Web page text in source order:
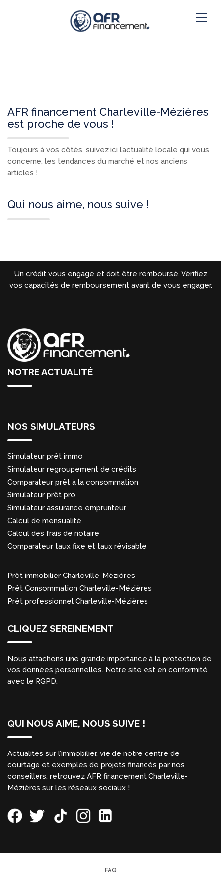
AFR financement Charleville-Mézières
est proche de vous !
Toujours à vos côtés, suivez ici l’actualité locale qui vous
concerne, les tendances du marché et nos anciens
articles !
Qui nous aime, nous suive !
Un crédit vous engage et doit être remboursé. Vérifiez
vos capacités de remboursement avant de vous engager.
NOTRE ACTUALITÉ
NOS SIMULATEURS
Simulateur prêt immo
Simulateur regroupement de crédits
Comparateur prêt à la consommation
Simulateur prêt pro
Simulateur assurance emprunteur
Calcul de mensualité
Calcul des frais de notaire
Comparateur taux fixe et taux révisable
Prêt immobilier Charleville-Mézières
Prêt Consommation Charleville-Mézières
Prêt professionnel Charleville-Mézières
CLIQUEZ SEREINEMENT
Nous attachons une grande importance à la protection de
vos données personnelles. Notre site est en conformité
avec le RGPD.
QUI NOUS AIME, NOUS SUIVE !
Actualités sur l’immobilier, vie de notre centre de
courtage et exemples de projets financés par nos
conseillers, retrouvez AFR financement Charleville-
Mézières sur les réseaux sociaux !
FAQ